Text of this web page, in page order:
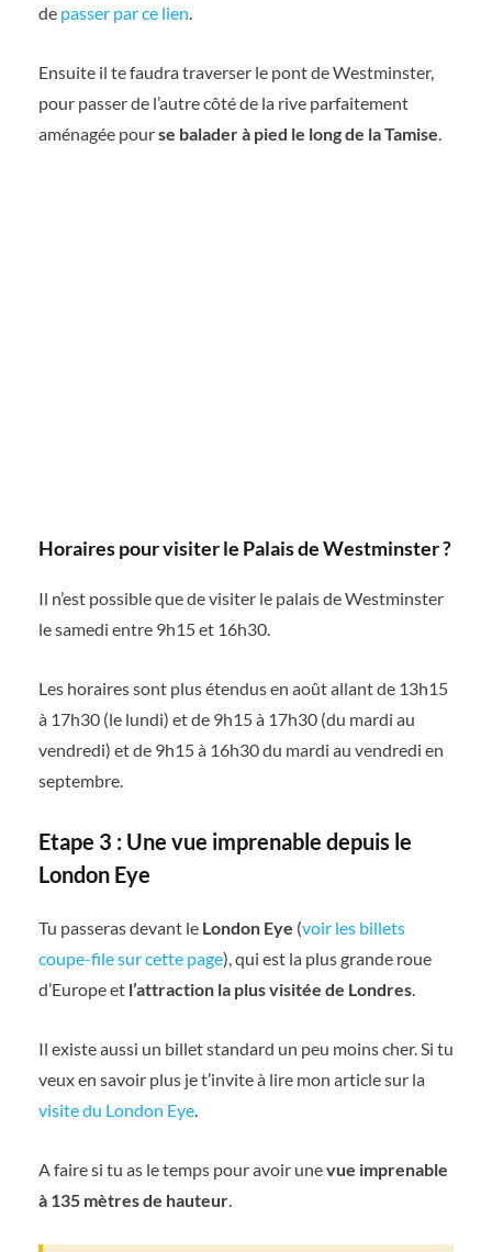
de passer par ce lien
Ensuite il te faudra traverser le pont de Westminster,
pour passer de l’autre côté de la rive parfaitement
aménagée pourse balader à pied le long de la Tamise
Horaires pour visiter le Palais de Westminster ?
Il n’est possible que de visiter le palais de Westminster
le samedi entre 9h15 et 16h30.
Les horaires sont plus étendus en août allant de 13h15
à 17h30 (le lundi) et de 9h15 à 17h30 (du mardi au
vendredi) et de 9h15 à 16h30 du mardi au vendredi en
septembre.
Etape 3 : Une vue imprenable depuis le
London Eye
Tu passeras devant le London Eye (voir les billets
coupe-file sur cette page), qui est la plus grande roue
d’Europe et l’attraction la plus visitée de Londres
Il existe aussi un billet standard un peu moins cher. Si tu
veux en savoir plus je t’invite à lire mon article sur la
visite du London Eye
A faire si tu as le temps pour avoir unevue imprenable
à 135 mètres de hauteur